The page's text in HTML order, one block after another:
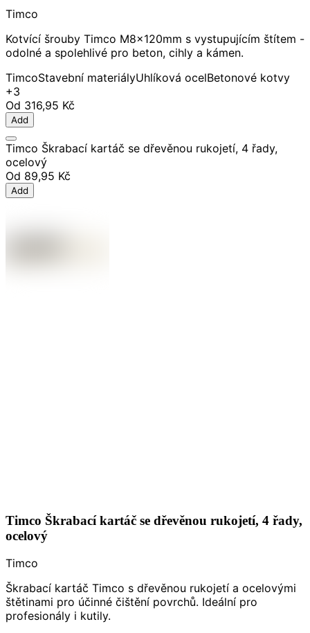
Timco
Kotvící šrouby Timco M8x120mm s vystupujícím štítem -
odolné a spolehlivé pro beton, cihly a kámen.
TimcoStavební materiályUhlíková ocelBetonové kotvy
+3
Od 316,95 Kč
Add
Timco Škrabací kartáč se dřevěnou rukojetí, 4 řady,
ocelový
Od 89,95 Kč
Add
Timco Škrabací kartáč se dřevěnou rukojetí, 4 řady,
ocelový
Timco
Škrabací kartáč Timco s dřevěnou rukojetí a ocelovými
štětinami pro účinné čištění povrchů. Ideální pro
profesionály i kutily.